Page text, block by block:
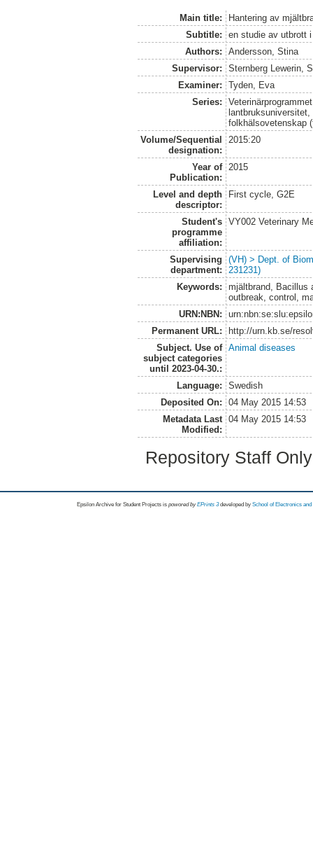
Main title:
Hantering av
Subtitle:
en studie av utbrott
Authors:
Andersson, Stina
Supervisor:
Sternberg Lewerin,
Examiner:
Tyden, Eva
Series:
folkhälsovetenskap
Volume/Sequential
designation:
2015:20
Year of
Publication:
2015
Level and depth
descriptor:
First cycle, G2E
Student's
programme
affiliation:
VY002 Veterinary
Supervising
department:
(VH) > Dept. of
231231)
Keywords:
mjältbrand, Bacillus
outbreak, control,
URN:NBN:
Permanent URL:
http://urn.kb.se/
Subject. Use of
subject categories
until 2023-04-30.:
Animal diseases
Language:
Swedish
Deposited On:
04 May 2015 14:53
Metadata Last
Modified:
04 May 2015 14:53
Repository Staff
Epsilon Archive for Student Projects is powored byEPrints 3 developed by School of Electronics